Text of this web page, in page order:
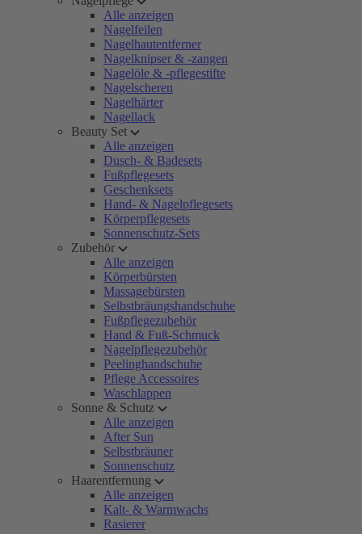
Alle anzeigen
Nagelfeilen
Nagelhautentferner
Nagelknipser & -zangen
Nagelöle & -pflegestifte
Nagelscheren
Nagelhärter
Nagellack
Beauty Set
Alle anzeigen
Dusch- & Badesets
Fußpflegesets
Geschenksets
Hand- & Nagelpflegesets
Körperpflegesets
Sonnenschutz-Sets
Zubehör
Alle anzeigen
Körperbürsten
Massagebürsten
Selbstbräungshandschuhe
Fußpflegezubehör
Hand & Fuß-Schmuck
Nagelpflegezubehör
Peelinghandschuhe
Pflege Accessoires
Waschlappen
Sonne & Schutz
Alle anzeigen
After Sun
Selbstbräuner
Sonnenschutz
Haarentfernung
Alle anzeigen
Kalt- & Warmwachs
Rasierer